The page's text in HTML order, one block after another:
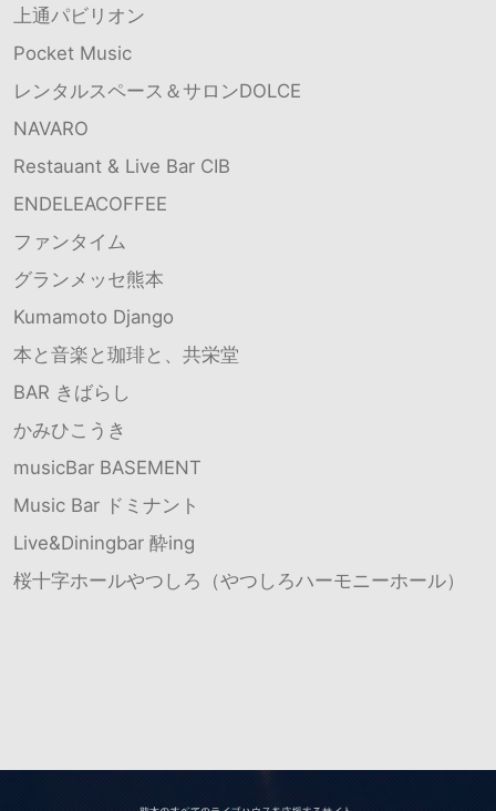
上通パビリオン
Pocket Music
レンタルスペース＆サロンDOLCE
NAVARO
Restauant & Live Bar CIB
ENDELEACOFFEE
ファンタイム
グランメッセ熊本
Kumamoto Django
本と音楽と珈琲と、共栄堂
BAR きばらし
かみひこうき
musicBar BASEMENT
Music Bar ドミナント
Live&Diningbar 酔ing
桜十字ホールやつしろ（やつしろハーモニーホール）